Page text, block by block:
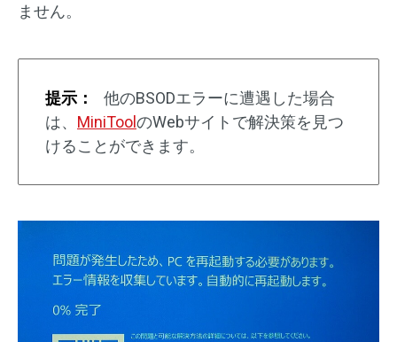
ません。
提示：
他のBSODエラーに遭遇した場合
は、 MiniToolのWebサイトで解決策を見つ
けることができます。